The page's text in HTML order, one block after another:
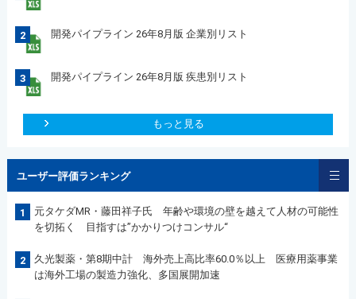
2 開発パイプライン 26年8月版 企業別リスト
3 開発パイプライン 26年8月版 疾患別リスト
もっと見る
ユーザー評価ランキング
1
元タケダMR・藤田祥子氏 年齢や環境の壁を越えて人材の可能性
を切拓く 目指すは”かかりつけコンサル“
2
久光製薬・第8期中計 海外売上高比率60.0％以上 医療用薬事業
は海外工場の製造力強化、多国展開加速